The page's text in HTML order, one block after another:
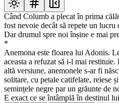
Când Columb a plecat în prima
fost nevoie decât să repete un
Dar drumul spre noi înșine e mai
*
Anemona este floarea lui Adonis.
aceasta a refuzat să i-l mai
altă versiune, anemonele s-ar fi
solitare, cu petale catifelate, reiese
semințele negre par un grăunte de
E exact ce se întâmplă în destinul